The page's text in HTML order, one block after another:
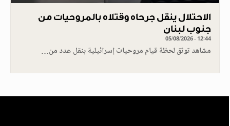
الاحتلال ينقل جرحاه وقتلاه بالمروحيات من
جنوب لبنان
05/08/2026 - 12:44
مشاهد توثق لحظة قيام مروحيات إسرائيلية بنقل عدد من…